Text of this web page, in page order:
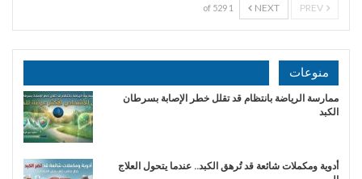
NEXT
1 of 529
منوعات
ممارسة الرياضة بانتظام قد تقلل خطر الإصابة بسرطان
الكبد
أدوية ومكملات شائعة قد تُرهق الكبد.. عندما يتحول العلاج